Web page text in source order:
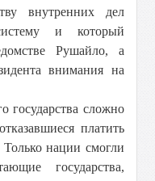
внутренних дел
и который
Рушайло, а
внимания на
государства сложно
платить
Только нации смогли
государства,